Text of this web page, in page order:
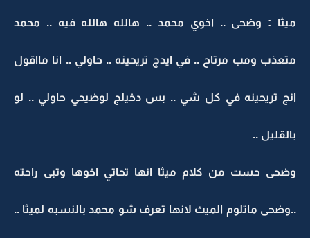
ميثا : وضحى .. اخوي محمد .. هالله هالله فيه .. محمد
متعذب ومب مرتاح .. في ايدج تريحينه .. حاولي .. انا مااقول
انج تريحينه في كل شي .. بس دخيلج لوضيحي حاولي .. لو
بالقليل ..
وضحى حست من كلام ميثا انها تحاتي اخوها وتبى راحته
..وضحى ماتلوم الميث لانها تعرف شو محمد بالنسبه لميثا ..